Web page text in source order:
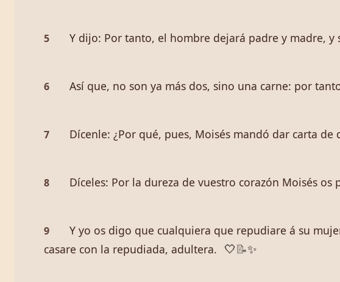
5 Y dijo: Por tanto, el hombre dejará padre y madre, y
6 Así que, no son ya más dos, sino una carne: por
7 Dícenle: ¿Por qué, pues, Moisés mandó dar carta
8 Díceles: Por la dureza de vuestro corazón Moisés
9
Y yo os digo que cualquiera que repudiare á su
casare con la repudiada, adultera.
🤍 📝✨